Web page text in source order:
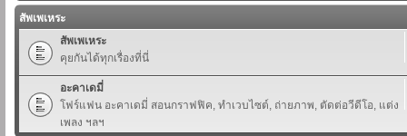
สัพเพเหระ
สัพเพเหระ
คุยกันได้ทุกเรื่องที่นี่
อะคาเดมี่
โฟร์แฟน อะคาเดมี่ สอนกราฟฟิค, ทำเวบไซต์, ถ่ายภาพ, ตัดต่อวีดีโอ, แต่ง
เพลง ฯลฯ